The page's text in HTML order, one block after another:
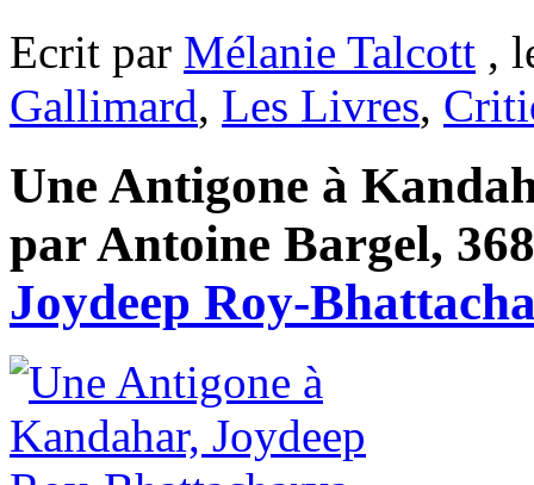
Ecrit par Mélanie Talcott ,
Gallimard, Les Livres,
Une Antigone à
par Antoine Bargel,
Joydeep Roy-